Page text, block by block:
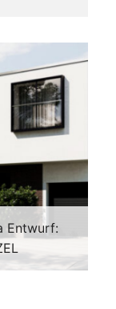
Entwurf: